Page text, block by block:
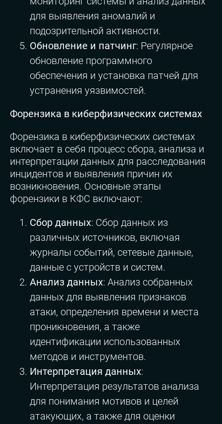
для выявления аномалий и
подозрительной активности.
Обновление и патчинг: Регулярное
обновление программного
обеспечения и установка патчей для
устранения уязвимостей.
Форензика в киберфизических системах
Форензика в киберфизических системах
включает в себя процесс сбора, анализа и
интерпретации данных для расследования
инцидентов и выявления причин их
возникновения. Основные этапы
форензики в КФС включают:
Сбор данных: Сбор данных из
различных источников, включая
журналы событий, сетевые данные,
данные с устройств и систем.
Анализ данных: Анализ собранных
данных для выявления признаков
атаки, определения времени и места
проникновения, а также
идентификации использованных
методов и инструментов.
Интерпретация данных:
Интерпретация результатов анализа
для понимания мотивов и целей
атакующих, а также для оценки